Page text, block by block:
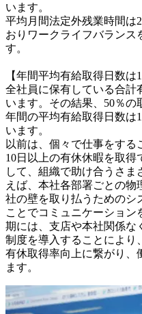
います。
平均月間法定外残業時間は
おりワークライフバランス
す。
【年間平均有給取得日数は
全社員に保有している合計
います。その結果、50％の
年間の平均有給取得日数は
います。
以前は、個々で仕事をす
10日以上の有休休暇を取得
して、組織で助け合うさま
えば、本社各部署ごとの
社の壁を取り払うためのシ
ことでコミュニケーショ
期には、支店や本社関係な
制度を導入することにより
有休取得率向上に繋がり、
ます。